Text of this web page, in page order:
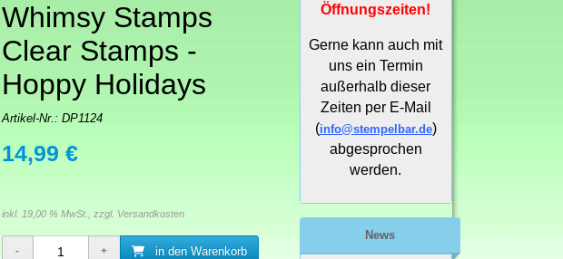
Whimsy Stamps
Clear Stamps -
Hoppy Holidays
Artikel-Nr.: DP1124
14,99 €
inkl. 19,00 % MwSt., zzgl. Versandkosten
in den Warenkorb
Öffnungszeiten!
Gerne kann auch mit
uns ein Termin
außerhalb dieser
Zeiten per E-Mail
(info@stempelbar.de)
abgesprochen
werden.
News